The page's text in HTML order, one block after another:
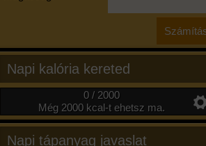
Napi kalória kereted
0 / 2000
Még 2000 kcal-t ehetsz ma.
Napi tápanyag javaslat